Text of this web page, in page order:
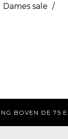
Dames sale /